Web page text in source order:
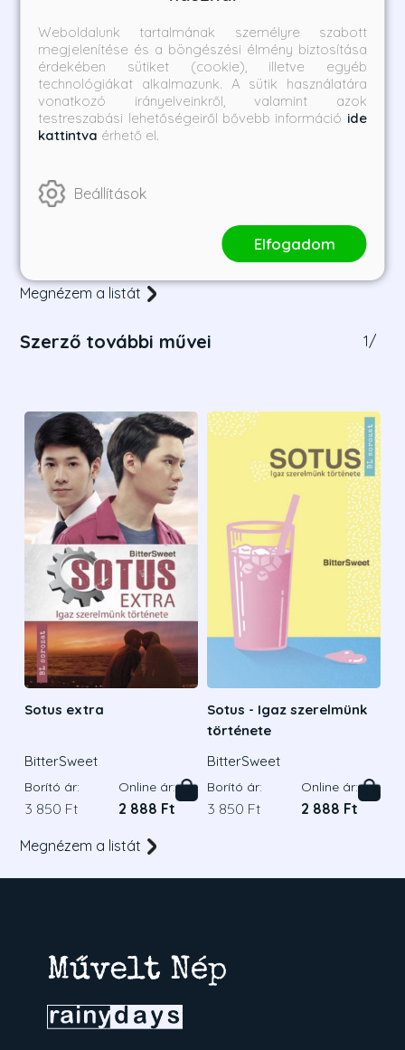
Sophie Lark
Borító ár:
6 990 Ft 6 291 Ft
Megnézem a listát
Szerző további művei 1/
Sotus extra
BitterSweet
Borító ár:
3 850 Ft
Online ár:
2 888 Ft
Sotus - Igaz szerelmünk
története
BitterSweet
Borító ár:
3 850 Ft
Online ár:
2 888 Ft
Megnézem a listát
Weboldalunk tartalmának személyre szabott
megjelenítése és a böngészési élmény biztosítása
érdekében sütiket (cookie), illetve egyéb
technológiákat alkalmazunk. A sütik használatára
vonatkozó irányelveinkről, valamint azok
testreszabási lehetőségeiről bővebb információ ide
kattintva érhető el.
Beállítások
Elfogadom